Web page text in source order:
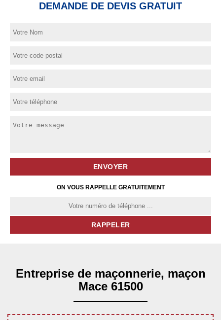
DEMANDE DE DEVIS GRATUIT
ON VOUS RAPPELLE GRATUITEMENT
Entreprise de maçonnerie, maçon
Mace 61500